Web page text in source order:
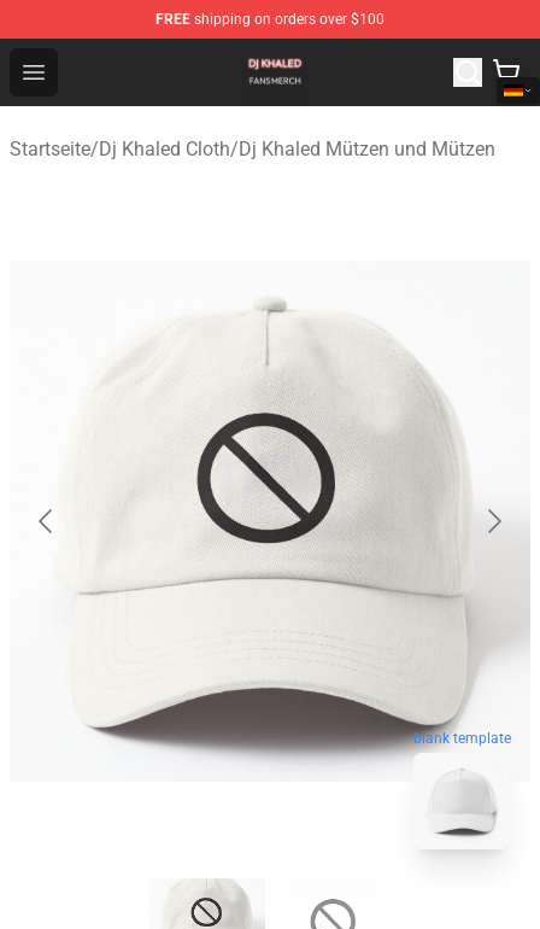
FREE shipping on orders over $100
Open menu
Dj Khaled Shop - Official Dj Khaled Merchandise Store
Startseite/Dj Khaled Cloth/Dj Khaled Mützen und Mützen
blank template